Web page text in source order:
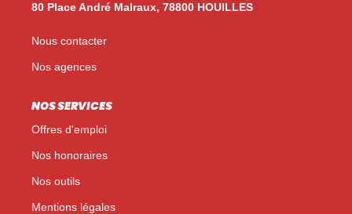
NOUS CONTACTER
80 Place André Malraux, 78800 HOUILLES
Nous contacter
Nos agences
NOS SERVICES
Offres d'emploi
Nos honoraires
Nos outils
Mentions légales